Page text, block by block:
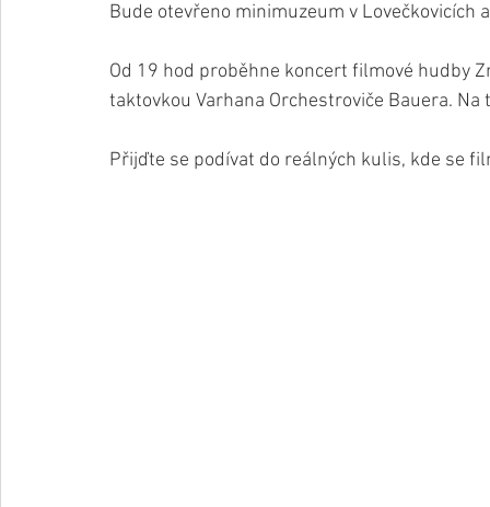
Bude otevřeno minimuzeum v Lovečkovicích
Od 19 hod proběhne koncert filmové hudby
taktovkou Varhana Orchestroviče Bauera.
Přijďte se podívat do reálných kulis, kde se